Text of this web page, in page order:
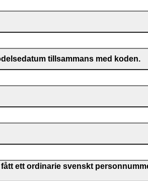
tillsammans med koden.
ett ordinarie svenskt